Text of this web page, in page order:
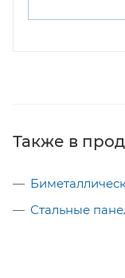
Также в
Стальные